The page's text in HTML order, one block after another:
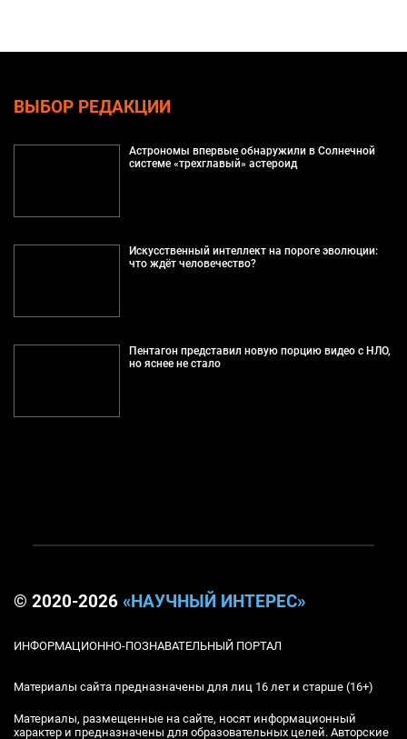
ВЫБОР РЕДАКЦИИ
Астрономы впервые обнаружили в Солнечной
системе «трехглавый» астероид
Искусственный интеллект на пороге эволюции:
что ждёт человечество?
Пентагон представил новую порцию видео с НЛО,
но яснее не стало
© 2020-2026 «НАУЧНЫЙ ИНТЕРЕС»
ИНФОРМАЦИОННО-ПОЗНАВАТЕЛЬНЫЙ ПОРТАЛ
Материалы сайта предназначены для лиц 16 лет и старше (16+)
Материалы, размещенные на сайте, носят информационный
характер и предназначены для образовательных целей. Авторские